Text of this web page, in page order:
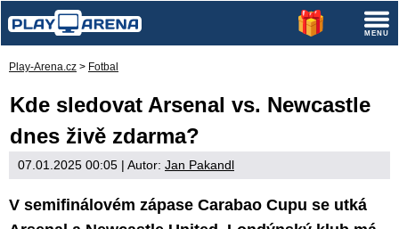
Play-Arena.cz > Fotbal
Kde sledovat Arsenal vs. Newcastle
dnes živě zdarma?
07.01.2025 00:05 | Autor: Jan Pakandl
V semifinálovém zápase Carabao Cupu se utká